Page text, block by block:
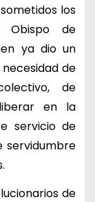
los
Obispo de
ya dio un
de
de
en la
servicio de
servidumbre
de